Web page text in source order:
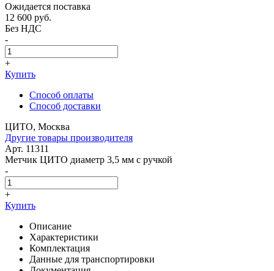
Ожидается поставка
12 600 руб.
Без НДС
-
+
Купить
Способ оплаты
Способ доставки
ЦИТО, Москва
Другие товары производителя
Арт. 11311
Метчик ЦИТО диаметр 3,5 мм с ручкой
-
+
Купить
Описание
Характеристики
Комплектация
Данные для транспортировки